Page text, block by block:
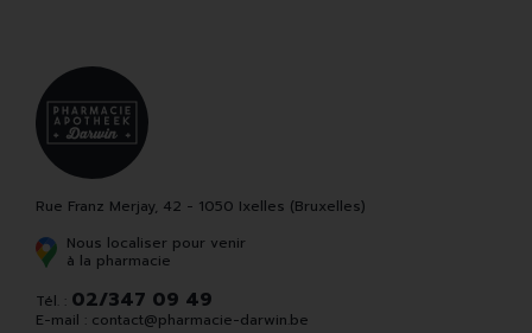
Rue Franz Merjay, 42 - 1050 Ixelles (Bruxelles)
Nous localiser pour venir
à la pharmacie
Tél. : 02/347 09 49
E-mail : contact@pharmacie-darwin.be